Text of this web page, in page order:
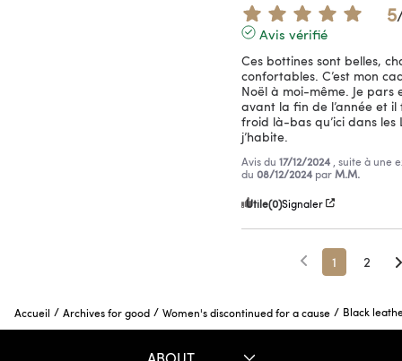
5
Avis vérifié
Ces bottines sont belles,
confortables. C’est mon
Noël à moi-même. Je pars
avant la fin de l’année et il
froid là-bas qu’ici dans les
j’habite.
Avis du 17/12/2024 , suite à une
du 08/12/2024 parM.M.
Utile(0)Signaler
1 2
Accueil / Archives for good / Women's discontinued for a cause / Black